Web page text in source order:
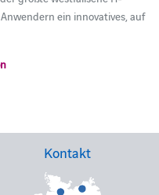
ein innovatives, auf
Kontakt